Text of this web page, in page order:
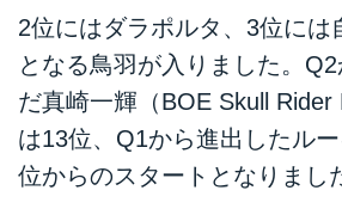
2位にはダラポルタ、3位には
となる鳥羽が入りました。
だ真崎一輝（BOE Skull Rider
は13位、Q1から進出したル
位からのスタートとなりまし